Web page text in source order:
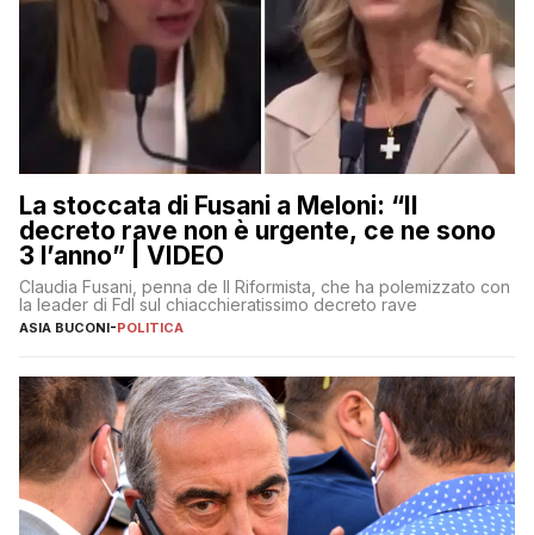
La stoccata di Fusani a Meloni: “Il
decreto rave non è urgente, ce ne sono
3 l’anno” | VIDEO
Claudia Fusani, penna de Il Riformista, che ha polemizzato con
la leader di FdI sul chiacchieratissimo decreto rave
ASIA BUCONI-POLITICA